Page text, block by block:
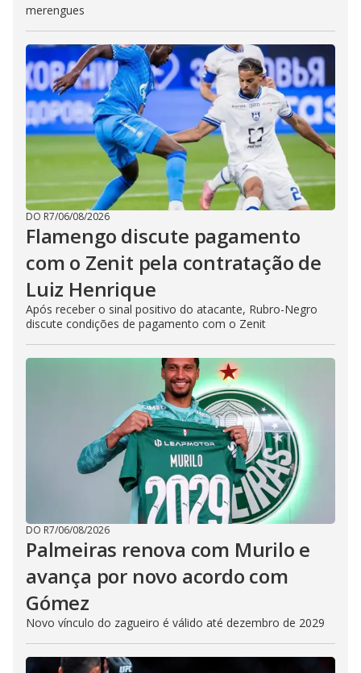
merengues
DO R7/06/08/2026
Flamengo discute pagamento
com o Zenit pela contratação de
Luiz Henrique
Após receber o sinal positivo do atacante, Rubro-Negro
discute condições de pagamento com o Zenit
DO R7/06/08/2026
Palmeiras renova com Murilo e
avança por novo acordo com
Gómez
Novo vínculo do zagueiro é válido até dezembro de 2029